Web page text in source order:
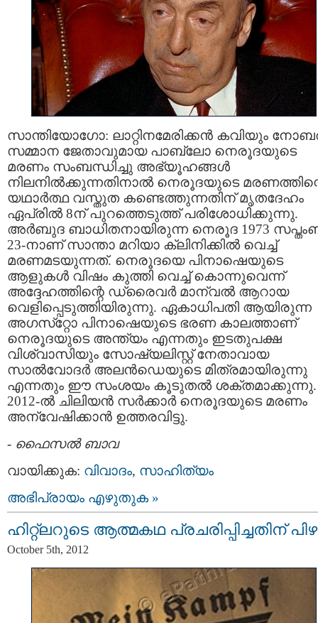
സാന്തിയോഗോ: ലാറ്റിനമേരിക്കന്‍ കവിയും
സമ്മാന ജേതാവുമായ പാബ്ലോ നെരൂദയുടെ
മരണം സംബന്ധിച്ചു അഭ്യൂഹങ്ങൾ
നിലനിൽക്കുന്നതിനാൽ നെരൂദയുടെ
യഥാര്‍ത്ഥ വസ്തുത കണ്ടെത്തുന്നതിന് മൃതദേഹം
ഏപ്രില്‍ 8ന് പുറത്തെടുത്ത് പരിശോധിക്കുന്നു.
അര്‍ബുദ ബാധിതനായിരുന്ന നെരൂദ 1973
23-നാണ് സാന്താ മറിയാ ക്ലിനിക്കില്‍ വെച്ച്
മരണമടയുന്നത്. നെരൂദയെ പിനാഷെയുടെ
ആളുകള്‍ വിഷം കുത്തി വെച്ച് കൊന്നുവെന്ന്
അദ്ദേഹത്തിന്റെ ഡ്രൈവർ മാന്വല്‍ ആറായ
വെളിപ്പെടുത്തിയിരുന്നു. ഏകാധിപതി ആയിരുന്ന
അഗസ്‌റ്റോ പിനാഷെയുടെ ഭരണ കാലത്താണ്
നെരൂദയുടെ അന്ത്യം എന്നതും ഇടതുപക്ഷ
വിശ്വാസിയും സോഷ്യലിസ്റ്റ് നേതാവായ
സാല്‍വോദര്‍ അലന്‍ഡെയുടെ മിത്രമായിരുന്നു
എന്നതും ഈ സംശയം കൂടുതൽ ശക്തമാക്കുന്നു.
2012-ല്‍ ചിലിയന്‍ സര്‍ക്കാര്‍ നെരൂദയുടെ മരണം
അന്വേഷിക്കാന്‍ ഉത്തരവിട്ടു.
- ഫൈസല്‍ ബാവ
വായിക്കുക: വിവാദം, സാഹിത്യം
അഭിപ്രായം എഴുതുക »
ഹിറ്റ്ലറുടെ ആത്മകഥ പ്രചരിപ്പിച്ചതിന് പിഴ
October 5th, 2012